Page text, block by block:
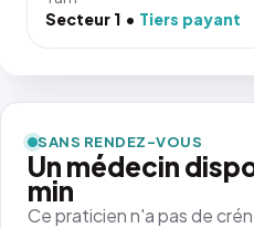
Secteur 1
Tiers payant
SANS RENDEZ-VOUS
Un médecin
min
Ce praticien n'a pas de